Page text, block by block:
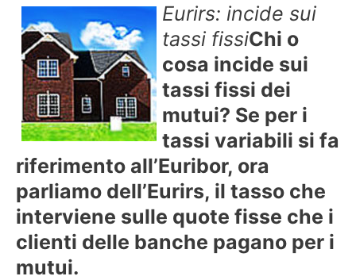
Eurirs: incide sui
tassi fissiChi o
cosa incide sui
tassi fissi dei
mutui? Se per i
tassi variabili si fa
riferimento all’Euribor, ora
parliamo dell’Eurirs, il tasso che
interviene sulle quote fisse che i
clienti delle banche pagano per i
mutui.